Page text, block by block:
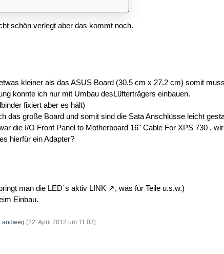
schön verlegt aber das kommt noch.
kleiner als das ASUS Board (30.5 cm x 27.2 cm) somit
konnte ich nur mit Umbau desLüfterträgers einbauen.
fixiert aber es hält)
das große Board und somit sind die Sata Anschlüsse leicht
die I/O Front Panel to Motherboard 16" Cable For XPS 730 ,
hierfür ein Adapter?
man die LED´s aktiv LINK
, was für Teile u.s.w.)
Einbau.
andweg (22. April 2012 um 11:03)